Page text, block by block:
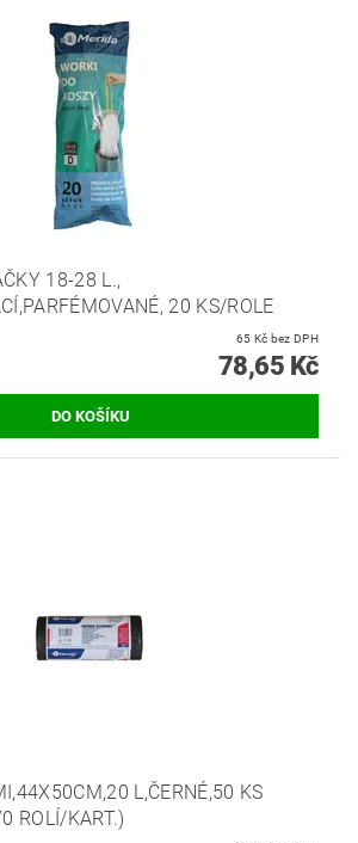
18-28 L.,
20 KS/ROLE
65 Kč bez DPH
78,65 Kč
L,ČERNÉ,50 KS
ROLÍ/KART.)